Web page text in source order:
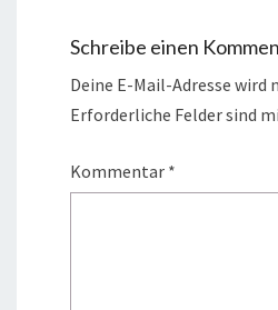
Schreibe einen
Deine E-Mail-Adresse
Erforderliche Felder sind
Kommentar *